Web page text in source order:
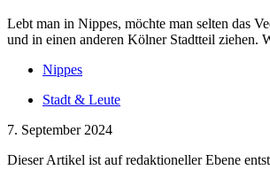
Lebt man in Nippes, möchte man selten das
und in einen anderen Kölner Stadtteil ziehen.
Nippes
Stadt & Leute
7. September 2024
Dieser Artikel ist auf redaktioneller Ebene